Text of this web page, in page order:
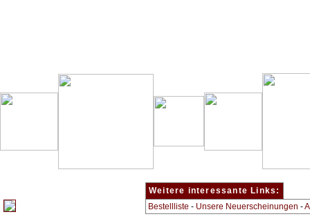
Weitere interessante Links:
Bestellliste - Unsere Neuerscheinungen -